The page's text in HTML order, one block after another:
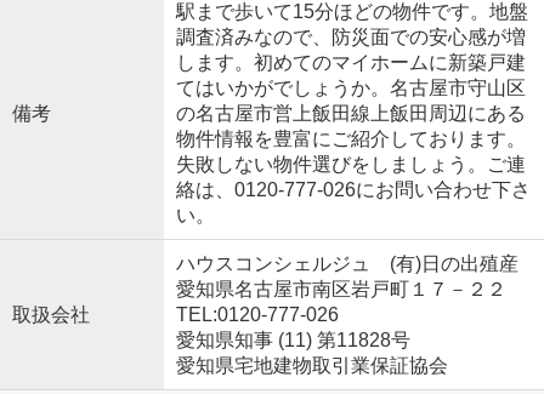
備考
駅まで歩いて15分ほどの物件です。地盤
調査済みなので、防災面での安心感が増
します。初めてのマイホームに新築戸建
てはいかがでしょうか。名古屋市守山区
の名古屋市営上飯田線上飯田周辺にある
物件情報を豊富にご紹介しております。
失敗しない物件選びをしましょう。ご連
絡は、0120-777-026にお問い合わせ下さ
い。
取扱会社
ハウスコンシェルジュ (有)日の出殖産
愛知県名古屋市南区岩戸町１７－２２
TEL:0120-777-026
愛知県知事 (11) 第11828号
愛知県宅地建物取引業保証協会